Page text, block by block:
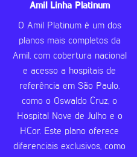
Amil Linha Platinum
O Amil Platinum é um dos
planos mais completos da
Amil, com cobertura nacional
e acesso a hospitais de
referência em São Paulo,
como o Oswaldo Cruz, o
Hospital Nove de Julho e o
HCor. Este plano oferece
diferenciais exclusivos, como